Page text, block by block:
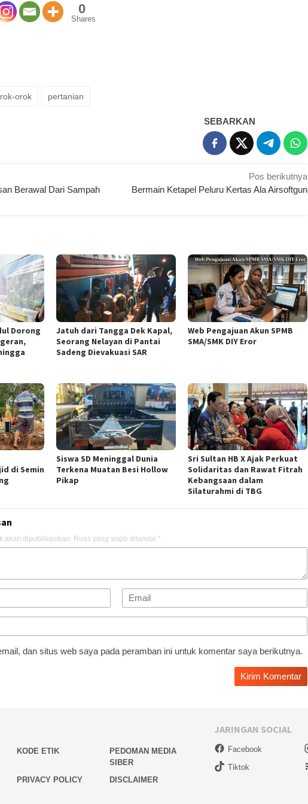
0
Shares
orok pertanian
SEBARKAN
Berawal Dari Sampah
Pos berikutnya
Bermain Ketapel Peluru Kertas Ala Airsoftgun
Dorong
Jatuh dari Tangga Dek Kapal,
Seorang Nelayan di Pantai
Sadeng Dievakuasi SAR
Web Pengajuan Akun SPMB
SMA/SMK DIY Eror
di Semin
Siswa SD Meninggal Dunia
Terkena Muatan Besi Hollow
Pikap
Sri Sultan HB X Ajak Perkuat
Solidaritas dan Rawat Fitrah
Kebangsaan dalam
Silaturahmi di TBG
akan dipublikasikan. Ruas yang wajib ditandai *
dan situs web saya pada peramban ini untuk komentar saya berikutnya.
KODE ETIK
PEDOMAN MEDIA
SIBER
PRIVACY POLICY DISCLAIMER
JARINGAN SOCIAL
Facebook
Tiktok